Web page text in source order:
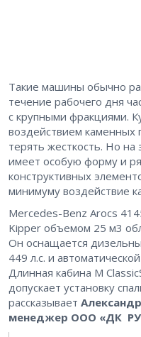
Такие машины обычно
течение рабочего дня
с крупными фракциями.
воздействием каменных
терять жесткость. Но на
имеет особую форму и
конструктивных
минимуму воздействие
Mercedes-Benz Arocs
Kipper объемом 25 м3
Он оснащается
449 л.с. и
Длинная кабина M
допускает установку
рассказывает
менеджер ООО «ДК